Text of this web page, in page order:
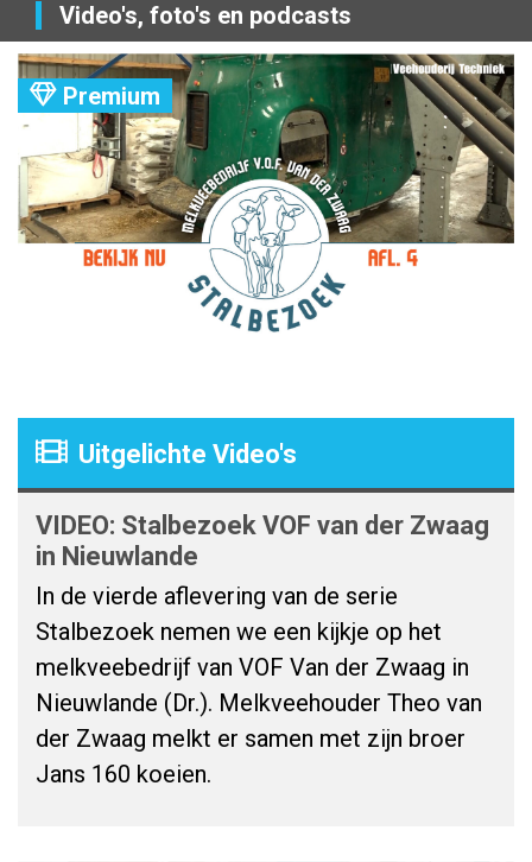
Video's, foto's en podcasts
Premium
Uitgelichte Video's
VIDEO: Stalbezoek VOF van der Zwaag
in Nieuwlande
In de vierde aflevering van de serie
Stalbezoek nemen we een kijkje op het
melkveebedrijf van VOF Van der Zwaag in
Nieuwlande (Dr.). Melkveehouder Theo van
der Zwaag melkt er samen met zijn broer
Jans 160 koeien.